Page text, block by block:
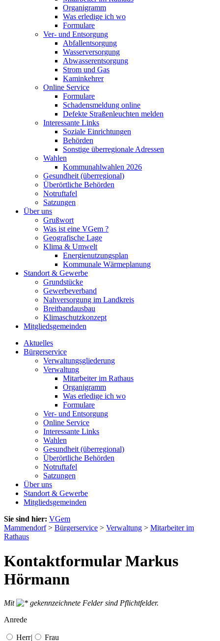
Organigramm
Was erledige ich wo
Formulare
Ver- und Entsorgung
Abfallentsorgung
Wasserversorgung
Abwasserentsorgung
Strom und Gas
Kaminkehrer
Online Service
Formulare
Schadensmeldung online
Defekte Straßenleuchten melden
Interessante Links
Soziale Einrichtungen
Behörden
Sonstige überregionale Adressen
Wahlen
Kommunahlwahlen 2026
Gesundheit (überregional)
Überörtliche Behörden
Notruftafel
Satzungen
Über uns
Grußwort
Was ist eine VGem ?
Geografische Lage
Klima & Umwelt
Energienutzungsplan
Kommunale Wärmeplanung
Standort & Gewerbe
Grundstücke
Gewerbeverband
Nahversorgung im Landkreis
Breitbandausbau
Klimaschutzkonzept
Mitgliedsgemeinden
Aktuelles
Bürgerservice
Verwaltungsgliederung
Verwaltung
Mitarbeiter im Rathaus
Organigramm
Was erledige ich wo
Formulare
Ver- und Entsorgung
Online Service
Interessante Links
Wahlen
Gesundheit (überregional)
Überörtliche Behörden
Notruftafel
Satzungen
Über uns
Standort & Gewerbe
Mitgliedsgemeinden
Sie sind hier: VGem
Mammendorf> Bürgerservice > Verwaltung > Mitarbeiter im
Rathaus
Kontaktformular Markus
Hörmann
Mit
gekennzeichnete Felder sind Pflichtfelder.
Anrede
Herr| Frau